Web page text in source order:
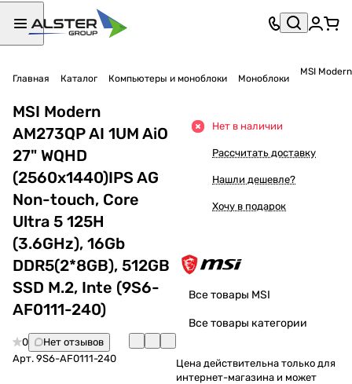
Главная Каталог Компьютеры и моноблоки Моноблоки
MSI
MSI Modern
AM273QP AI 1UM AiO
27" WQHD
(2560x1440)IPS AG
Non-touch, Core
Ultra 5 125H
(3.6GHz), 16Gb
DDR5(2*8GB), 512GB
SSD M.2, Inte (9S6-
AF0111-240)
0
Нет отзывов
Арт. 9S6-AF0111-240
Нет в наличии
Рассчитать доставку
Нашли дешевле?
Хочу в подарок
Все товары MSI
Все товары категории
Цена действительна только для
интернет-магазина и может